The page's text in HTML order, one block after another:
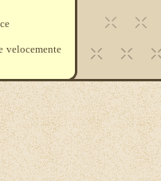
velocemente